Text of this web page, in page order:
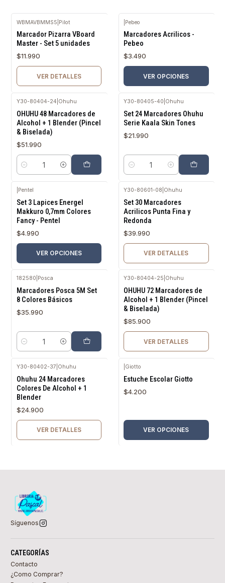
WBMAVBMMS5 Pilot
Marcador Pizarra VBoard
Master - Set 5 unidades
$11.990
VER DETALLES
Pebeo
Marcadores Acrilicos -
Pebeo
$3.490
VER OPCIONES
Y30-80404-24 Ohuhu
OHUHU 48 Marcadores de
Alcohol + 1 Blender (Pincel
& Biselada)
$51.990
Cantidad
Y30-80405-40 Ohuhu
Set 24 Marcadores Ohuhu
Serie Kaala Skin Tones
$21.990
Cantidad
Pentel
Set 3 Lapices Energel
Makkuro 0,7mm Colores
Fancy - Pentel
$4.990
VER OPCIONES
Y30-80601-08 Ohuhu
Set 30 Marcadores
Acrilicos Punta Fina y
Redonda
$39.990
VER DETALLES
182580 Posca
Marcadores Posca 5M Set
8 Colores Básicos
$35.990
Cantidad
Y30-80404-25 Ohuhu
OHUHU 72 Marcadores de
Alcohol + 1 Blender (Pincel
& Biselada)
$85.900
VER DETALLES
Y30-80402-37 Ohuhu
Ohuhu 24 Marcadores
Colores De Alcohol + 1
Blender
$24.900
VER DETALLES
Giotto
Estuche Escolar Giotto
$4.200
VER OPCIONES
Síguenos
CATEGORÍAS
Contacto
¿Como Comprar?